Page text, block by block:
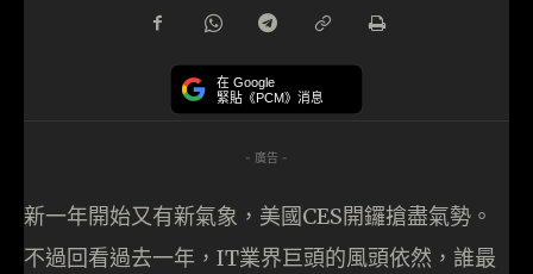
在 Google
緊貼《PCM》消息
- 廣告 -
新一年開始又有新氣象，美國CES開鑼搶盡氣勢。
不過回看過去一年，IT業界巨頭的風頭依然，誰最